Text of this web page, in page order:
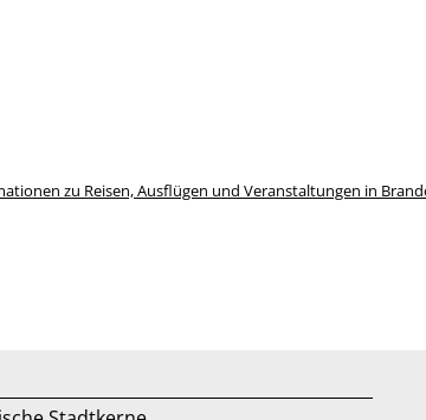
zu Reisen, Ausflügen und Veranstaltungen in